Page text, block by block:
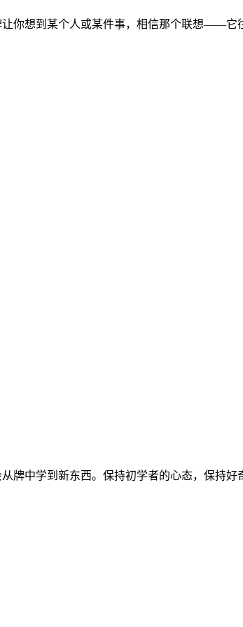
你想到某个人或某件事，相信那个联想——它
中学到新东西。保持初学者的心态，保持好